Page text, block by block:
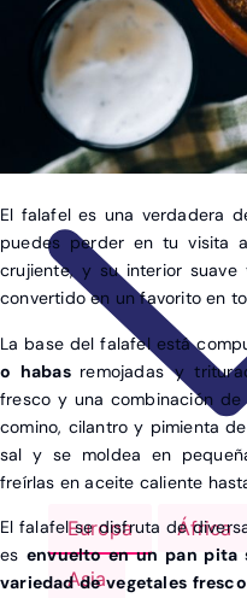
SOSTENIBLE
Circuitos y Viajes
Alojamientos con
Guías de Viaje
Europa África
Asia
El falafel es una verdadera
puedes perder en tu visita
crujiente, y su interior
convertido en un favorito en
La base del falafel está
o habas remojadas y
fresco y una combinación
comino, cilantro y pimienta
sal y se moldea en
freírlas en aceite caliente
El falafel se disfruta de
es envuelto en un pan pita
variedad de vegetales